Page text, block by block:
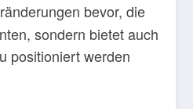
bevor, die
sondern bietet auch
positioniert werden